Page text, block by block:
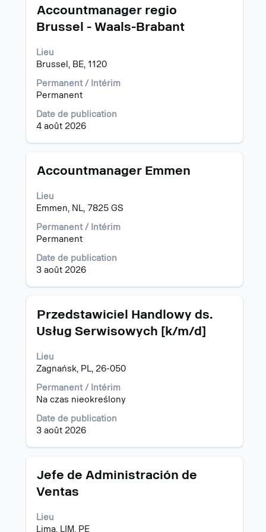
d’emploi.
Titre
Accountmanager regio
Brussel - Waals-Brabant
Lieu
Brussel, BE, 1120
Permanent / Intérim
Permanent
Date de publication
4 août 2026
Sélectionnez
la
d’espacement
pour
afficher
tout
contenu
des
Titre
Accountmanager Emmen
Lieu
Emmen, NL, 7825 GS
Permanent / Intérim
Permanent
Date de publication
3 août 2026
Sélectionnez
la
barre
d’espacement
pour
afficher
le
contenu
des
d’emploi.
Titre
Przedstawiciel Handlowy ds.
Usług Serwisowych [k/m/d]
Lieu
Zagnańsk, PL, 26-050
Permanent / Intérim
Na czas nieokreślony
Date de publication
3 août 2026
Sélectionnez
la
d’espacement
pour
afficher
tout
contenu
des
Titre
Jefe de Administración de
Ventas
Lieu
Lima, LIM, PE
Sélectionnez
la
d’espacement